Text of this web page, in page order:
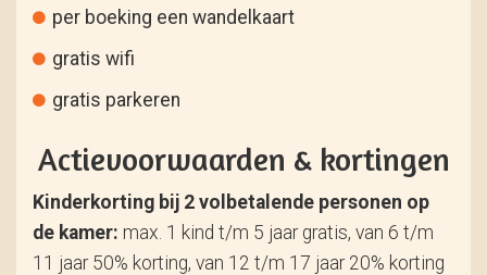
per boeking een wandelkaart
gratis wifi
gratis parkeren
Actievoorwaarden & kortingen
Kinderkorting bij 2 volbetalende personen op
de kamer: max. 1 kind t/m 5 jaar gratis, van 6 t/m
11 jaar 50% korting, van 12 t/m 17 jaar 20% korting